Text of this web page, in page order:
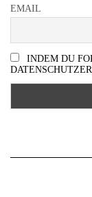
EMAIL
INDEM DU